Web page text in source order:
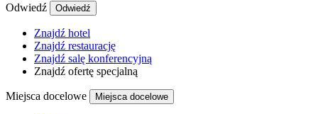
Odwiedź Odwiedź
Znajdź hotel
Znajdź restaurację
Znajdź salę konferencyjną
Znajdź ofertę specjalną
Miejsca docelowe Miejsca docelowe